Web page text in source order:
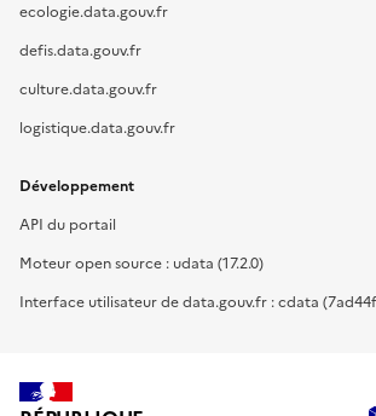
ecologie.data.gouv.fr
defis.data.gouv.fr
culture.data.gouv.fr
logistique.data.gouv.fr
Développement
API du portail
Moteur open source : udata (17.2.0)
Interface utilisateur de data.gouv.fr : cdata